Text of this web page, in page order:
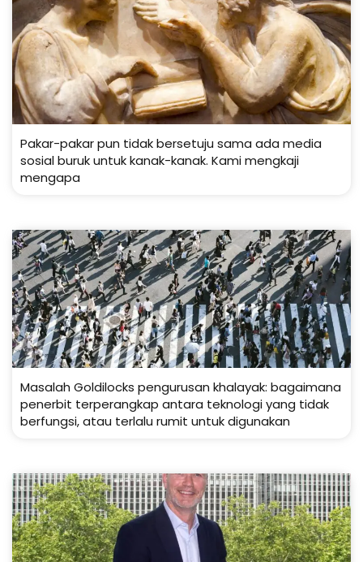
Pakar-pakar pun tidak bersetuju sama ada media
sosial buruk untuk kanak-kanak. Kami mengkaji
mengapa
Masalah Goldilocks pengurusan khalayak: bagaimana
penerbit terperangkap antara teknologi yang tidak
berfungsi, atau terlalu rumit untuk digunakan